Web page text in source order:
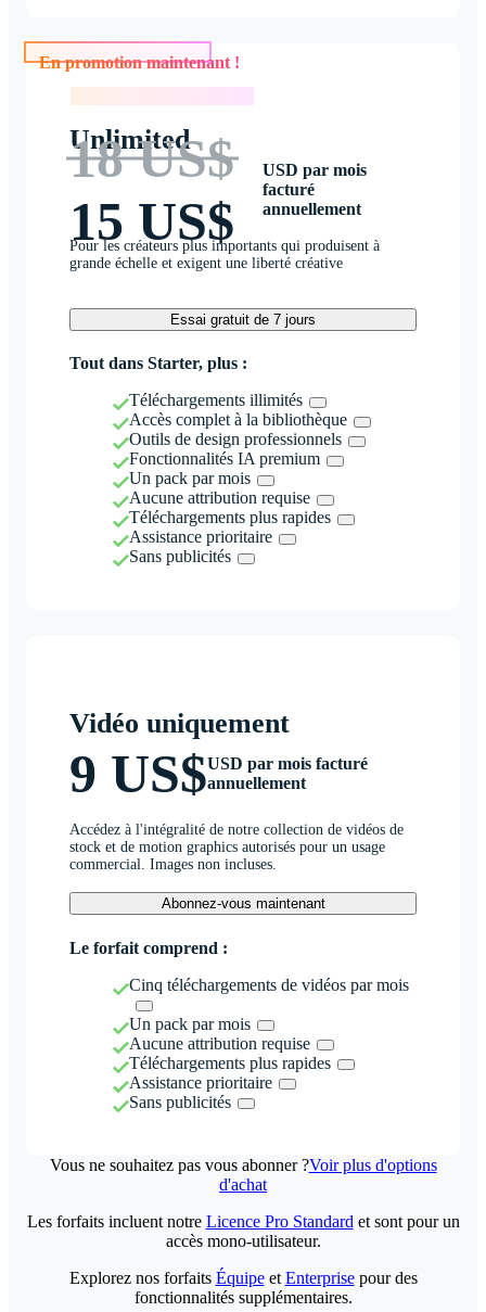
En promotion maintenant !
Unlimited
18 US$
15 US$
USD par mois
facturé
annuellement
Pour les créateurs plus importants qui produisent à
grande échelle et exigent une liberté créative
Essai gratuit de 7 jours
Tout dans Starter, plus :
Téléchargements illimités
Accès complet à la bibliothèque
Outils de design professionnels
Fonctionnalités IA premium
Un pack par mois
Aucune attribution requise
Téléchargements plus rapides
Assistance prioritaire
Sans publicités
Vidéo uniquement
9 US$USD par mois facturé
annuellement
Accédez à l'intégralité de notre collection de vidéos de
stock et de motion graphics autorisés pour un usage
commercial. Images non incluses.
Abonnez-vous maintenant
Le forfait comprend :
Cinq téléchargements de vidéos par mois
Un pack par mois
Aucune attribution requise
Téléchargements plus rapides
Assistance prioritaire
Sans publicités
Vous ne souhaitez pas vous abonner ?Voir plus d'options
d'achat
Les forfaits incluent notre Licence Pro Standard et sont pour un
accès mono-utilisateur.
Explorez nos forfaits Équipeet Enterprisepour des
fonctionnalités supplémentaires.